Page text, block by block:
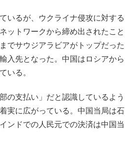
いるが、ウクライナ侵攻に対する
ットワークから締め出されたこと
でサウジアラビアがトップだった
入先となった。中国はロシアから
いる。
の支払い」だと認識しているよう
実に広がっている。中国当局は石
ンドでの人民元での決済は中国当